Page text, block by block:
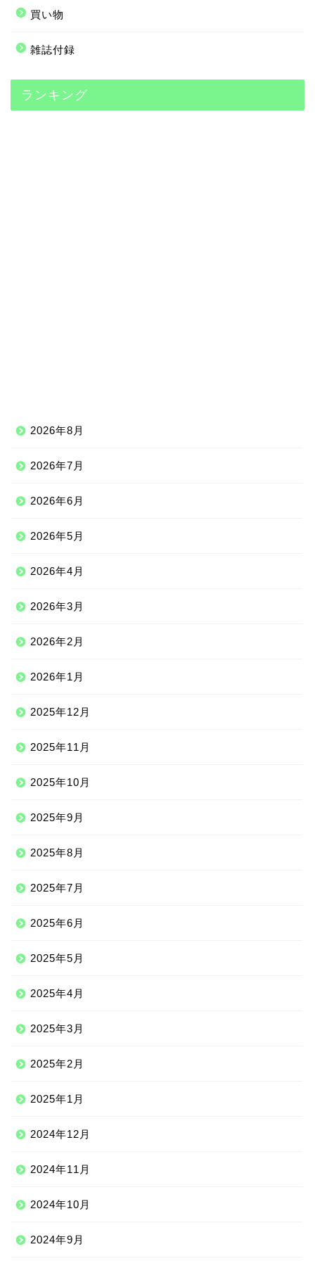
買い物
雑誌付録
ランキング
2026年8月
2026年7月
2026年6月
2026年5月
2026年4月
2026年3月
2026年2月
2026年1月
2025年12月
2025年11月
2025年10月
2025年9月
2025年8月
2025年7月
2025年6月
2025年5月
2025年4月
2025年3月
2025年2月
2025年1月
2024年12月
2024年11月
2024年10月
2024年9月